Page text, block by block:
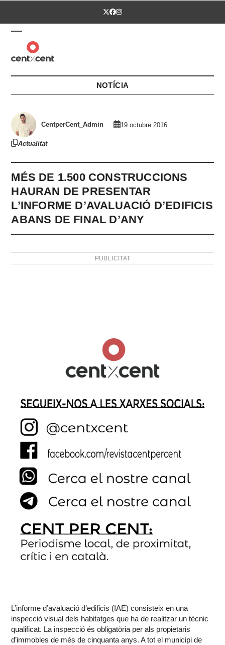
Twitter
Facebook
Instagram
Open
mobile
menu
Close
mobile
menu
NOTÍCIA
CentperCent_Admin 19 octubre 2016
Actualitat
MÉS DE 1.500 CONSTRUCCIONS
HAURAN DE PRESENTAR
L’INFORME D’AVALUACIÓ D’EDIFICIS
ABANS DE FINAL D’ANY
PUBLICITAT
L’informe d’avaluació d’edificis (IAE) consisteix en una
inspecció visual dels habitatges que ha de realitzar un tècnic
qualificat. La inspecció és obligatòria per als propietaris
d’immobles de més de cinquanta anys. A tot el municipi de